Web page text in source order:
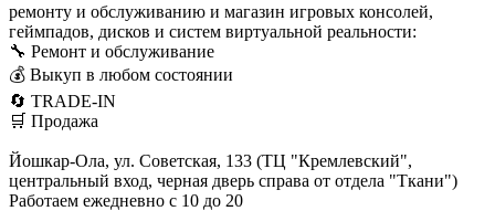
ремонту и обслуживанию и магазин игровых консолей,
геймпадов, дисков и систем виртуальной реальности:
🔧 Ремонт и обслуживание
💰 Выкуп в любом состоянии
🔄 TRADE-IN
🛒 Продажа
Йошкар-Ола, ул. Советская, 133 (ТЦ "Кремлевский",
центральный вход, черная дверь справа от отдела "Ткани")
Работаем ежедневно с 10 до 20